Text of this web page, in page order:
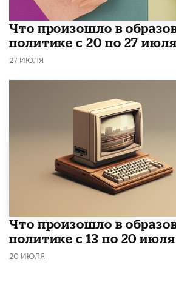
​Что произошло в
политике с 20 по 27
27 ИЮЛЯ
Что произошло в
политике с 13 по 20 июля
20 ИЮЛЯ